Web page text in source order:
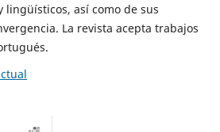
lingüísticos, así como de sus
La revista acepta trabajos